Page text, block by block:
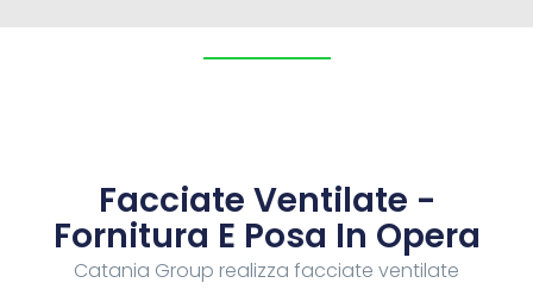
Facciate Ventilate -
Fornitura E Posa In Opera
Catania Group realizza facciate ventilate